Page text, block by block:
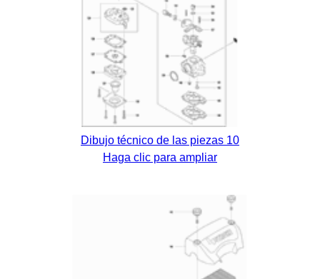
Dibujo técnico de las piezas 10
Haga clic para ampliar